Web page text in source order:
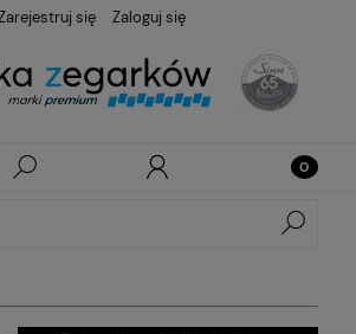
się Zaloguj się